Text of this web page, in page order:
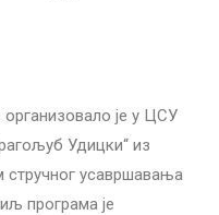
је у ЦСУ
Удицки“ из
стручног усавршавања
програма је